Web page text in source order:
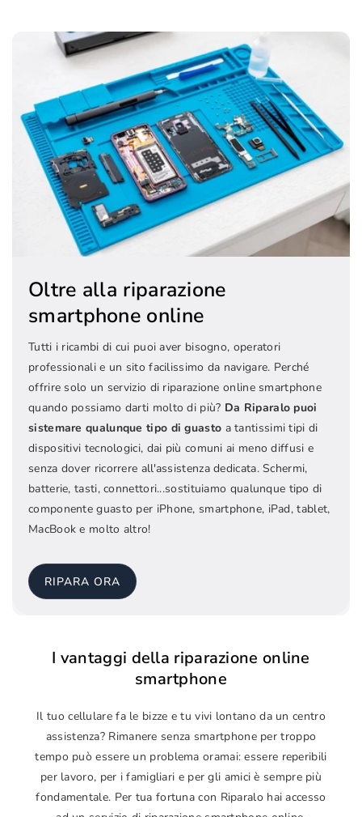
Oltre alla riparazione
smartphone online
Tutti i ricambi di cui puoi aver bisogno, operatori
professionali e un sito facilissimo da navigare. Perché
offrire solo un servizio di riparazione online smartphone
quando possiamo darti molto di più? Da Riparalo puoi
sistemare qualunque tipo di guasto a tantissimi tipi di
dispositivi tecnologici, dai più comuni ai meno diffusi e
senza dover ricorrere all'assistenza dedicata. Schermi,
batterie, tasti, connettori...sostituiamo qualunque tipo di
componente guasto per iPhone, smartphone, iPad, tablet,
MacBook e molto altro!
RIPARA ORA
I vantaggi della riparazione online
smartphone
Il tuo cellulare fa le bizze e tu vivi lontano da un centro
assistenza? Rimanere senza smartphone per troppo
tempo può essere un problema oramai: essere reperibili
per lavoro, per i famigliari e per gli amici è sempre più
fondamentale. Per tua fortuna con Riparalo hai accesso